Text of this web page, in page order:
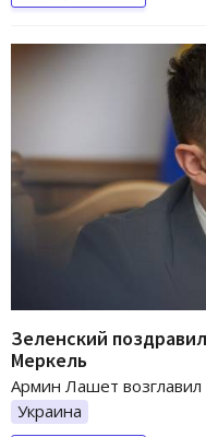
Зеленский
Меркель
Армин Лашет
Украина